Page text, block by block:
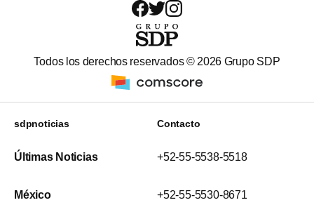
Todos los derechos reservados © 2026 Grupo SDP
sdpnoticias
Últimas Noticias
México
Contacto
+52-55-5538-5518
+52-55-5530-8671